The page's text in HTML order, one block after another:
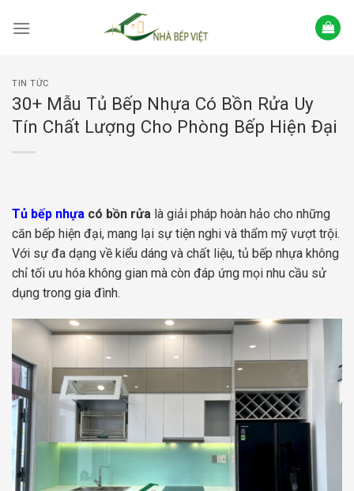
TIN TỨC
30+ Mẫu Tủ Bếp Nhựa Có Bồn Rửa Uy
Tín Chất Lượng Cho Phòng Bếp Hiện Đại
Tủ bếp nhựa có bồn rửa là giải pháp hoàn hảo cho những
căn bếp hiện đại, mang lại sự tiện nghi và thẩm mỹ vượt trội.
Với sự đa dạng về kiểu dáng và chất liệu, tủ bếp nhựa không
chỉ tối ưu hóa không gian mà còn đáp ứng mọi nhu cầu sử
dụng trong gia đình.